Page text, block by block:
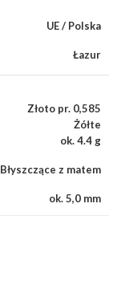
UE / Polska
Łazur
Złoto pr. 0,585
Żółte
ok. 4.4 g
Błyszczące z matem
ok. 5,0 mm